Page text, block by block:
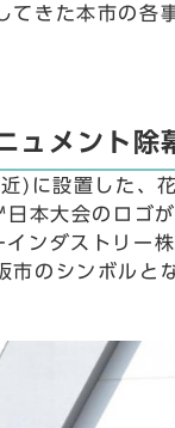
てきた本市の
ュメント除
)に設置した
本大会のロゴ
ンダストリー
のシンボルと